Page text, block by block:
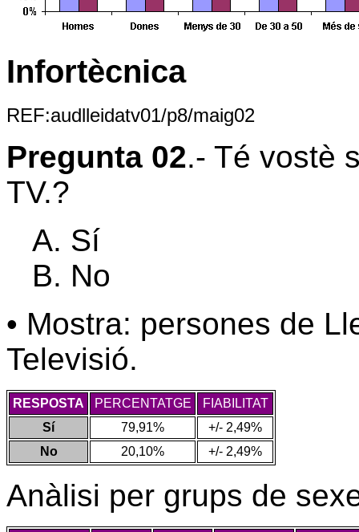
Infortècnica
REF:audlleidatv01/p8/maig02
Pregunta 02.- Té vostè
TV.?
Sí
No
• Mostra: persones de
Televisió.
RESPOSTA PERCENTATGE
FIABILITAT
Sí
79,91%
+/- 2,49%
No
20,10% +/- 2,49%
Anàlisi per grups de